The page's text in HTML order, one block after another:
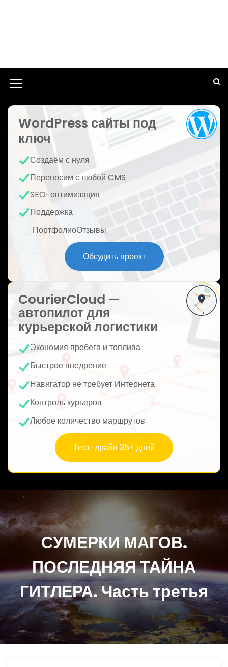
И
к
о
н
к
а
м
WordPress сайты под
ключ
Создаём с нуля
Переносим с любой CMS
SEO-оптимизация
Поддержка
ПортфолиоОтзывы
Обсудить проект
CourierCloud —
автопилот для
курьерской логистики
Экономия пробега и топлива
Быстрое внедрение
Навигатор не требует Интернета
Контроль курьеров
Любое количество маршрутов
Тест-драйв 35+ дней
СУМЕРКИ МАГОВ.
ПОСЛЕДНЯЯ ТАЙНА
ГИТЛЕРА. Часть третья